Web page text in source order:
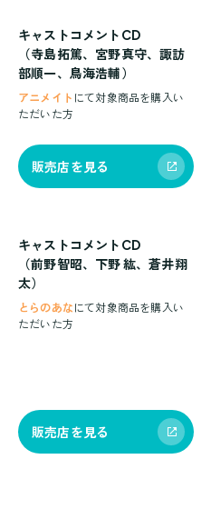
キャストコメントCD
（寺島拓篤、宮野真守、諏訪
部順一、鳥海浩輔）
アニメイト にて対象商品を購入い
ただいた方
販売店を見る
キャストコメントCD
（前野智昭、下野 紘、蒼井翔
太）
とらのあな にて対象商品を購入い
ただいた方
販売店を見る